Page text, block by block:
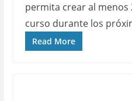
permita crear al menos
curso durante los
Read More